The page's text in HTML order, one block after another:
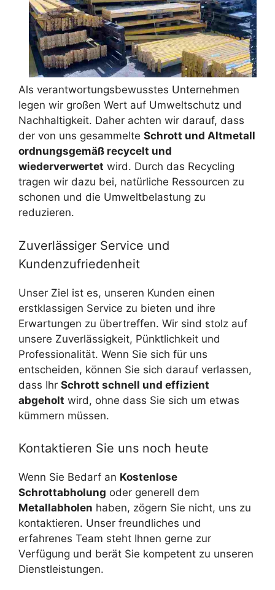
Als verantwortungsbewusstes Unternehmen
legen wir großen Wert auf Umweltschutz und
Nachhaltigkeit. Daher achten wir darauf, dass
der von uns gesammelte Schrott und Altmetall
ordnungsgemäß recycelt und
wiederverwertet wird. Durch das Recycling
tragen wir dazu bei, natürliche Ressourcen zu
schonen und die Umweltbelastung zu
reduzieren.
Zuverlässiger Service und
Kundenzufriedenheit
Unser Ziel ist es, unseren Kunden einen
erstklassigen Service zu bieten und ihre
Erwartungen zu übertreffen. Wir sind stolz auf
unsere Zuverlässigkeit, Pünktlichkeit und
Professionalität. Wenn Sie sich für uns
entscheiden, können Sie sich darauf verlassen,
dass Ihr Schrott schnell und effizient
abgeholt wird, ohne dass Sie sich um etwas
kümmern müssen.
Kontaktieren Sie uns noch heute
Wenn Sie Bedarf an Kostenlose
Schrottabholung oder generell dem
Metallabholen haben, zögern Sie nicht, uns zu
kontaktieren. Unser freundliches und
erfahrenes Team steht Ihnen gerne zur
Verfügung und berät Sie kompetent zu unseren
Dienstleistungen.